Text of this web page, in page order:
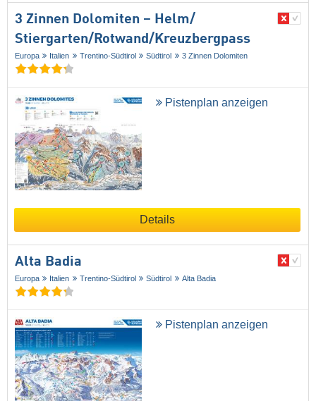
3 Zinnen Dolomiten – Helm/​
Stiergarten/​Rotwand/​Kreuzbergpass
Europa Italien Trentino-Südtirol Südtirol 3 Zinnen Dolomiten
Pistenplan anzeigen
Details
Alta Badia
Europa Italien Trentino-Südtirol Südtirol Alta Badia
Pistenplan anzeigen